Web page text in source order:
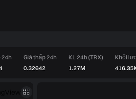
24h
Giá thấp 24h
0.32642
KL 24h (TRX)
1.27M
Khối